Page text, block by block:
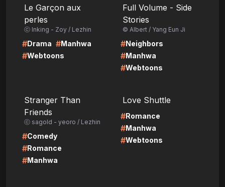
Le Garçon aux
perles
ⓒ Inking - Zoy / Lezhin
#Drama #Manhwa
#Webtoons
Full Volume - Side
Stories
© Albert / Yang Eun Ji
#Neighbors
#Manhwa
#Webtoons
Stranger Than
Friends
ⓒ sagold - yeoro / Lezhin
#Comedy
#Romance
#Manhwa
Love Shuttle
#Romance
#Manhwa
#Webtoons